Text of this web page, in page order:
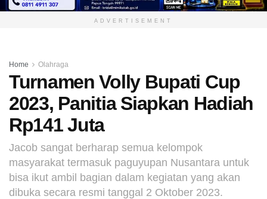
ADVERTISEMENT
Home Olahraga
Turnamen Volly Bupati Cup
2023, Panitia Siapkan Hadiah
Rp141 Juta
Jacob sangat berharap semua kelompok
masyarakat termasuk paguyupan Nusantara untuk
bisa ikut ambil bagian dalam kegiatan yang akan
dibuka secara resmi tanggal 2 Oktober 2023.